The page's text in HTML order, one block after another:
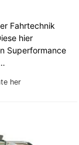
her
Fahrtechnik
hier
Superformance